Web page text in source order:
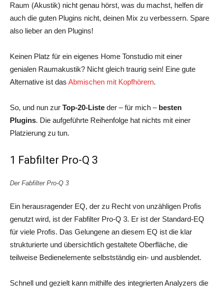
Raum (Akustik) nicht genau hörst, was du machst, helfen dir
auch die guten Plugins nicht, deinen Mix zu verbessern. Spare
also lieber an den Plugins!
Keinen Platz für ein eigenes Home Tonstudio mit einer
genialen Raumakustik? Nicht gleich traurig sein! Eine gute
Alternative ist das Abmischen mit Kopfhörern.
So, und nun zur Top-20-Liste der – für mich – besten
Plugins. Die aufgeführte Reihenfolge hat nichts mit einer
Platzierung zu tun.
1 Fabfilter Pro-Q 3
Der Fabfilter Pro-Q 3
Ein herausragender EQ, der zu Recht von unzähligen Profis
genutzt wird, ist der Fabfilter Pro-Q 3. Er ist der Standard-EQ
für viele Profis. Das Gelungene an diesem EQ ist die klar
strukturierte und übersichtlich gestaltete Oberfläche, die
teilweise Bedienelemente selbstständig ein- und ausblendet.
Schnell und gezielt kann mithilfe des integrierten Analyzers die